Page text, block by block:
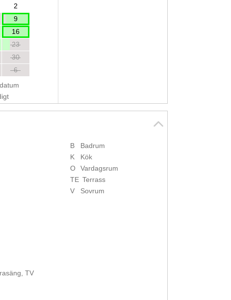
2
9
16
23
30
6
B
Badrum
K
Kök
O
Vardagsrum
TE Terrass
V
Sovrum
TV